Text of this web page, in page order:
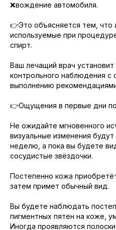
❌вождение автомобиля.
👉Это объясняется тем, что
используемые при
спирт.
Ваш лечащий врач установит
контрольного наблюдения с
выполнению
👉Ощущения в первые дни
Не ожидайте мгновенного
визуальные изменения
неделю, а пока вы будете
сосудистые звёздочки.
Постепенно кожа
затем примет обычный вид.
Вы будете наблюдать
пигментных пятен на коже,
Иногда проявляются